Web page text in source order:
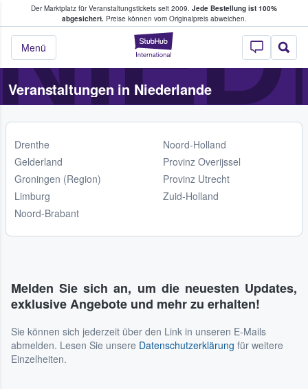
Der Marktplatz für Veranstaltungstickets seit 2009. Jede Bestellung ist 100%
abgesichert.Preise können vom Originalpreis abweichen.
StubHub - Wo
Menü
Tickets kaufen & verkaufen
Veranstaltungen in Niederlande
Drenthe
Gelderland
Groningen (Region)
Limburg
Noord-Brabant
Noord-Holland
Provinz Overijssel
Provinz Utrecht
Zuid-Holland
Melden Sie sich an, um die neuesten Updates,
exklusive Angebote und mehr zu erhalten!
Sie können sich jederzeit über den Link in unseren E-Mails
abmelden. Lesen Sie unsere Datenschutzerklärung für weitere
Einzelheiten.